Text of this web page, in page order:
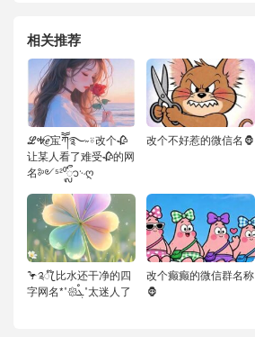
相关推荐
ℒᎭℯ⃝宝ཀོོ࿐˶⍤改个🥀
让某人看了难受🥀的网
名༻⁵²⁰ᬽ࿙ღ
改个不好惹的微信名🦍
🦩༉ꦿ໊ 比水还干净的四
字网名*˚𑁍ࠬܓ˚太迷人了
改个癫癫的微信群名称
🦍